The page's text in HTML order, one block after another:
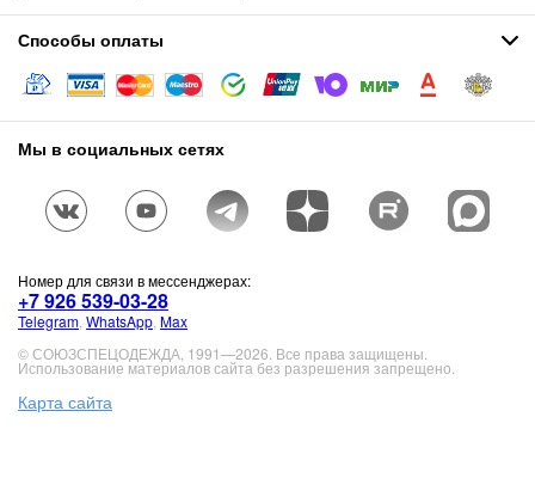
Способы оплаты
Мы в социальных сетях
Номер для связи в мессенджерах:
+7 926 539-03-28
Telegram WhatsApp Max
© СОЮЗСПЕЦОДЕЖДА, 1991—2026. Все права защищены.
Использование материалов сайта без разрешения запрещено.
Карта сайта